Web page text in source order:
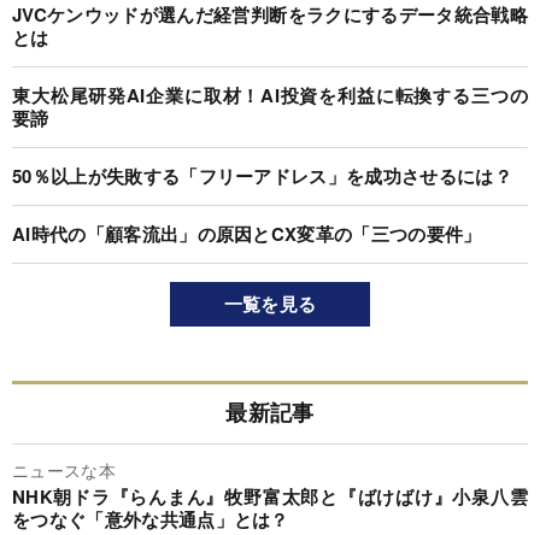
JVCケンウッドが選んだ経営判断をラクにするデータ統合戦略
とは
東大松尾研発AI企業に取材！AI投資を利益に転換する三つの
要諦
50％以上が失敗する「フリーアドレス」を成功させるには？
AI時代の「顧客流出」の原因とCX変革の「三つの要件」
一覧を見る
最新記事
ニュースな本
NHK朝ドラ『らんまん』牧野富太郎と『ばけばけ』小泉八雲
をつなぐ「意外な共通点」とは？